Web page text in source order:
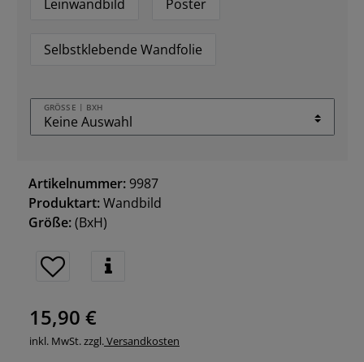
Leinwandbild Poster
Selbstklebende Wandfolie
GRÖSSE | BXH
Artikelnummer: 9987
Produktart:Wandbild
Größe:(BxH)
15,90 €
inkl. MwSt. zzgl.Versandkosten